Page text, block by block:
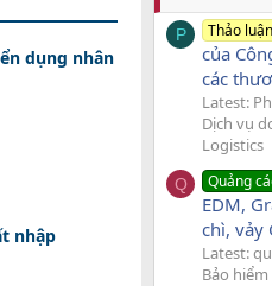
dụng nhân
nhập
P Thảo luận
của
các
Latest:
Dịch vụ
Logistics
Q Quảng
EDM,
chì, vảy
Latest:
Bảo